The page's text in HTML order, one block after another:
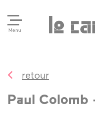
Menu
retour
Paul Colomb